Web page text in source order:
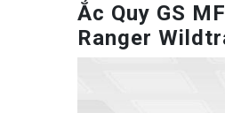
Ắc Quy GS
Ranger